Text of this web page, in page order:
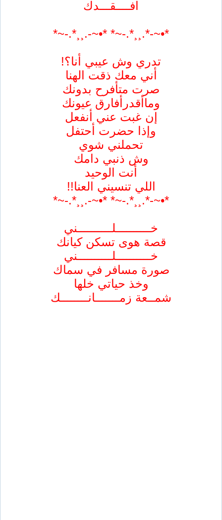
افــــقـــدك
*•~-*.¸¸*.-~* *•~-.¸¸*.-~*
تدري وش عيبي أنا؟!
أني معك ذقت الهنا
صرت متأفرح بدونك
وماأقدرأفارق عيونك
إن غبت عني أنفعل
وإذا حضرت أحتفل
تحملني شوي
وش ذنبي دامك
أنت الوحيد
اللي تنسيني العنا!!
*•~-*.¸¸*.-~* *•~-.¸¸*.-~*
خــــــــــلــــــــــني
قصة هوى تسكن كيانك
خــــــــــلــــــــــني
صورة مسافر في سماك
وخذ حياتي خلها
شمــعة زمـــــــانــــــــك